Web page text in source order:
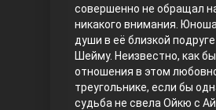
Любовь напрокат
совершенно не обращал
никакого внимания.
души в её близкой
Шейму. Неизвестно, как
отношения в этом
треугольнике, если бы
судьба не свела Ойкю с